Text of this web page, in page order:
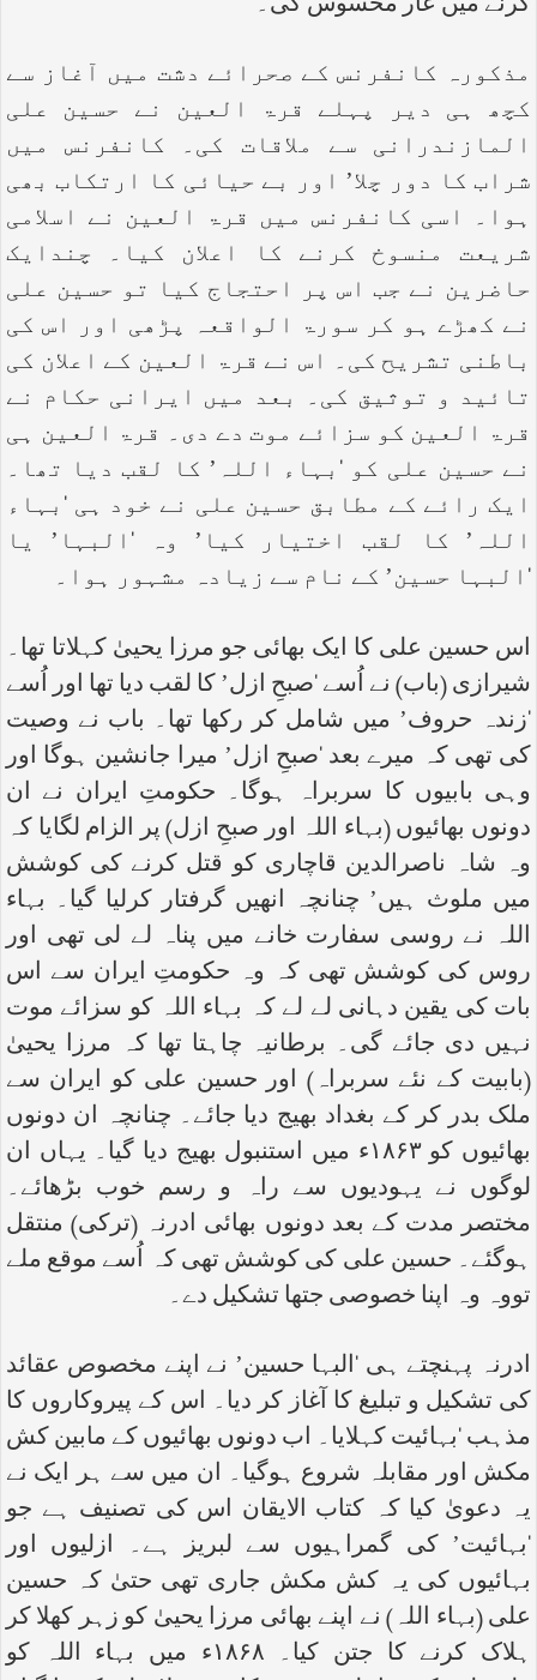
مذکورہ کانفرنس کے صحرائے دشت میں آغاز سے
کچھ ہی دیر پہلے قرۃ العین نے حسین علی
المازندرانی سے ملاقات کی۔ کانفرنس میں
شراب کا دور چلا’ اور بے حیائی کا ارتکاب بھی
ہوا۔ اسی کانفرنس میں قرۃ العین نے اسلامی
شریعت منسوخ کرنے کا اعلان کیا۔ چندایک
حاضرین نے جب اس پر احتجاج کیا تو حسین علی
نے کھڑے ہو کر سورۃ الواقعہ پڑھی اور اس کی
باطنی تشریح کی۔ اس نے قرۃ العین کے اعلان کی
تائید و توثیق کی۔ بعد میں ایرانی حکام نے
قرۃ العین کو سزائے موت دے دی۔ قرۃ العین ہی
نے حسین علی کو ‘بہاء اللہ’ کا لقب دیا تھا۔
ایک رائے کے مطابق حسین علی نے خود ہی ‘بہاء
اللہ’ کا لقب اختیار کیا’ وہ ‘البہا’ یا
‘البہا حسین’ کے نام سے زیادہ مشہور ہوا۔
اس حسین علی کا ایک بھائی جو مرزا یحییٰ کہلاتا تھا۔
شیرازی (باب) نے اُسے ‘صبحِ ازل’ کا لقب دیا تھا اور اُسے
‘زندہ حروف’ میں شامل کر رکھا تھا۔ باب نے وصیت
کی تھی کہ میرے بعد ‘صبحِ ازل’ میرا جانشین ہوگا اور
وہی بابیوں کا سربراہ ہوگا۔ حکومتِ ایران نے ان
دونوں بھائیوں (بہاء اللہ اور صبحِ ازل) پر الزام لگایا کہ
وہ شاہ ناصرالدین قاچاری کو قتل کرنے کی کوشش
میں ملوث ہیں’ چنانچہ انھیں گرفتار کرلیا گیا۔ بہاء
اللہ نے روسی سفارت خانے میں پناہ لے لی تھی اور
روس کی کوشش تھی کہ وہ حکومتِ ایران سے اس
بات کی یقین دہانی لے لے کہ بہاء اللہ کو سزائے موت
نہیں دی جائے گی۔ برطانیہ چاہتا تھا کہ مرزا یحییٰ
(بابیت کے نئے سربراہ) اور حسین علی کو ایران سے
ملک بدر کر کے بغداد بھیج دیا جائے۔ چنانچہ ان دونوں
بھائیوں کو ۱۸۶۳ء میں استنبول بھیج دیا گیا۔ یہاں ان
لوگوں نے یہودیوں سے راہ و رسم خوب بڑھائے۔
مختصر مدت کے بعد دونوں بھائی ادرنہ (ترکی) منتقل
ہوگئے۔ حسین علی کی کوشش تھی کہ اُسے موقع ملے
تووہ وہ اپنا خصوصی جتھا تشکیل دے۔
ادرنہ پہنچتے ہی ‘البہا حسین’ نے اپنے مخصوص عقائد
کی تشکیل و تبلیغ کا آغاز کر دیا۔ اس کے پیروکاروں کا
مذہب ‘بہائیت کہلایا۔ اب دونوں بھائیوں کے مابین کش
مکش اور مقابلہ شروع ہوگیا۔ ان میں سے ہر ایک نے
یہ دعویٰ کیا کہ کتاب الایقان اس کی تصنیف ہے جو
‘بہائیت’ کی گمراہیوں سے لبریز ہے۔ ازلیوں اور
بہائیوں کی یہ کش مکش جاری تھی حتیٰ کہ حسین
علی (بہاء اللہ) نے اپنے بھائی مرزا یحییٰ کو زہر کھلا کر
ہلاک کرنے کا جتن کیا۔ ۱۸۶۸ء میں بہاء اللہ کو